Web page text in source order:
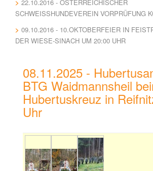
22.10.2016 - ÖSTERREICHISCHER
SCHWEISSHUNDEVEREIN VORPRÜFUNG
09.10.2016 - 10.OKTOBERFEIER IN
DER WIESE-SINACH UM 20:00 UHR
08.11.2025 -
BTG Waidmannsheil
Hubertuskreuz in
Uhr